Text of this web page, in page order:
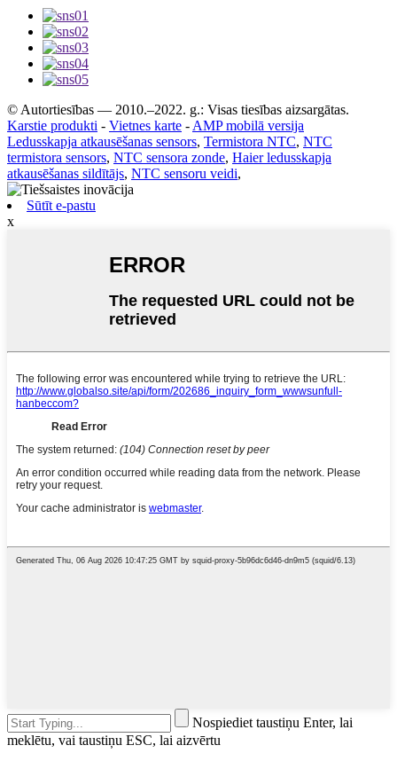
© Autortiesības — 2010.–2022. g.: Visas tiesības aizsargātas.
Karstie produkti - Vietnes karte - AMP mobilā versija
Ledusskapja atkausēšanas sensors, Termistora NTC, NTC
termistora sensors, NTC sensora zonde, Haier ledusskapja
atkausēšanas sildītājs, NTC sensoru veidi,
Sūtīt e-pastu
x
Nospiediet taustiņu Enter, lai
meklētu, vai taustiņu ESC, lai aizvērtu